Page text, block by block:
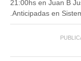
21:00hs en Juan B
.Anticipadas en